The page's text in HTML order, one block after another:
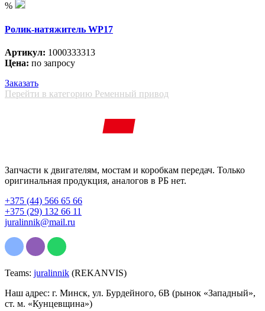
%
Ролик-натяжитель WP17
Артикул: 1000333313
Цена: по запросу
Заказать
Перейти в категорию Ременный привод
Запчасти к двигателям, мостам и коробкам передач. Только
оригинальная продукция, аналогов в РБ нет.
+375 (44) 566 65 66
+375 (29) 132 66 11
juralinnik@mail.ru
Teams: juralinnik (REKANVIS)
Наш адрес: г. Минск, ул. Бурдейного, 6В (рынок «Западный»,
ст. м. «Кунцевщина»)